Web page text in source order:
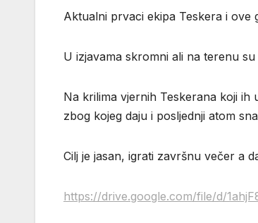
Aktualni prvaci ekipa Teskera i ove
U izjavama skromni ali na terenu
Na krilima vjernih Teskerana koji
zbog kojeg daju i posljednji atom
Cilj je jasan, igrati završnu večer a
https://drive.google.com/file/d/